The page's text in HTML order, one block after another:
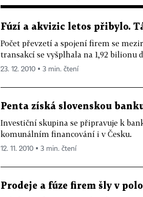
Fúzí a akvizic letos přibylo.
Počet převzetí a spojení firem se
transakcí se vyšplhala na 1,92 bilionu
23. 12. 2010 ▪ 3 min. čtení
Penta získá slovenskou
Investiční skupina se připravuje k
komunálním financování i v Česku.
12. 11. 2010 ▪ 3 min. čtení
Prodeje a fúze firem šly v